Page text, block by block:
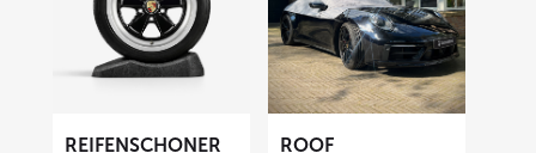
Reifenschoner
REIFENSCHONER
ROOF
Autodachabdeckung
ROOF